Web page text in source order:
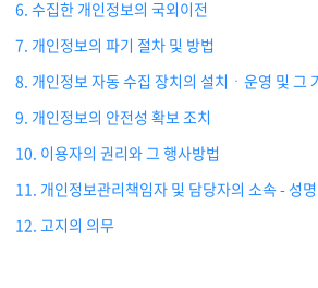
인사이트 리포트
리소스
회사정보
6. 수집한 개인정보의 국외이전
7. 개인정보의 파기 절차 및 방법
8. 개인정보 자동 수집 장치의 설치ㆍ운영 및 그
9. 개인정보의 안전성 확보 조치
10. 이용자의 권리와 그 행사방법
11. 개인정보관리책임자 및 담당자의 소속 - 성
12. 고지의 의무